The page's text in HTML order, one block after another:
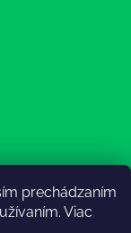
prechádzaním
Viac